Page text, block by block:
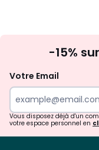
-15%
Votre Email
Vous disposez déjà d'un
votre espace personnel en